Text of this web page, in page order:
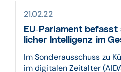
21.02.22
EU-Parlament
licher Intelli­genz im
Im Sonderausschuss zu
im digitalen Zeitalter